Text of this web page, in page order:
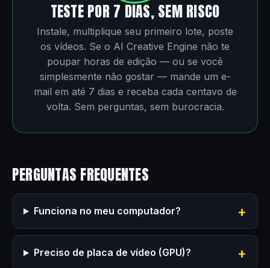
TESTE POR 7 DIAS, SEM RISCO
Instale, multiplique seu primeiro lote, poste
os vídeos. Se o AI Creative Engine não te
poupar horas de edição — ou se você
simplesmente não gostar — mande um e-
mail em até 7 dias e receba cada centavo de
volta. Sem perguntas, sem burocracia.
PERGUNTAS FREQUENTES
Funciona no meu computador?
Preciso de placa de vídeo (GPU)?